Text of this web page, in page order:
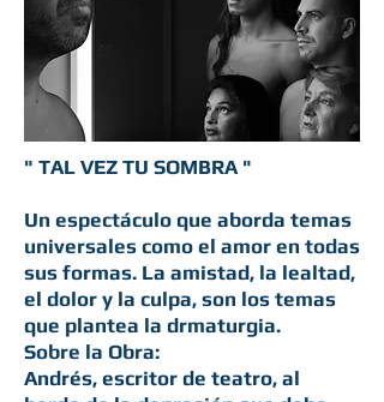
" TAL VEZ TU SOMBRA "
Un espectáculo que aborda temas
universales como el amor en todas
sus formas. La amistad, la lealtad,
el dolor y la culpa, son los temas
que plantea la drmaturgia.
Sobre la Obra:
Andrés, escritor de teatro, al